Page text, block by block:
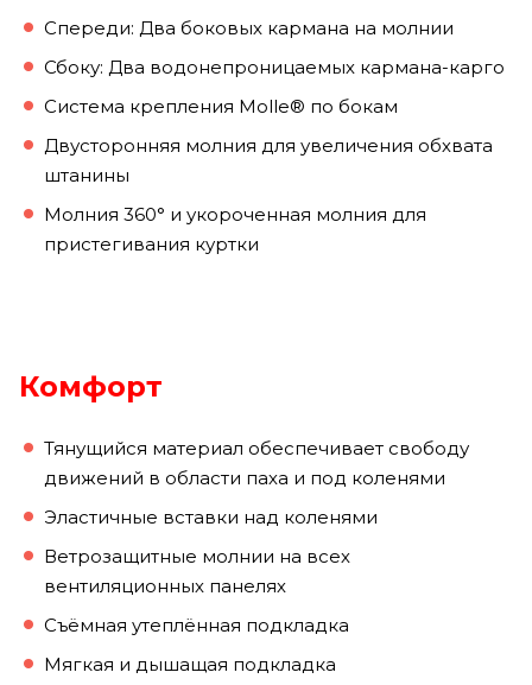
Спереди: Два боковых кармана на молнии
Сбоку: Два водонепроницаемых кармана-карго
Система крепления Molle® по бокам
Двусторонняя молния для увеличения обхвата
штанины
Молния 360° и укороченная молния для
пристегивания куртки
Комфорт
Тянущийся материал обеспечивает свободу
движений в области паха и под коленями
Эластичные вставки над коленями
Ветрозащитные молнии на всех
вентиляционных панелях
Съёмная утеплённая подкладка
Мягкая и дышащая подкладка